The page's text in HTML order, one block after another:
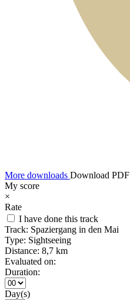
More downloads Download PDF
My score
×
Rate
I have done this track
Track: Spaziergang in den Mai
Type: Sightseeing
Distance: 8,7 km
Evaluated on:
Duration:
Day(s)